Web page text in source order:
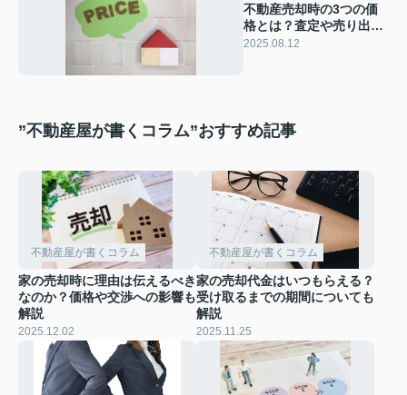
不動産売却時の3つの価
格とは？査定や売り出し
と成約価格も解説
2025.08.12
”不動産屋が書くコラム”おすすめ記事
不動産屋が書くコラム
家の売却時に理由は伝えるべき
なのか？価格や交渉への影響も
解説
2025.12.02
不動産屋が書くコラム
家の売却代金はいつもらえる？
受け取るまでの期間についても
解説
2025.11.25